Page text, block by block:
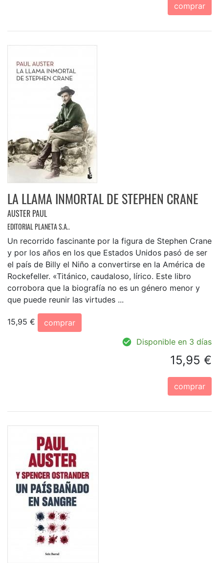
comprar
LA LLAMA INMORTAL DE STEPHEN CRANE
AUSTER PAUL
EDITORIAL PLANETA S.A..
Un recorrido fascinante por la figura de Stephen Crane
y por los años en los que Estados Unidos pasó de ser
el país de Billy el Niño a convertirse en la América de
Rockefeller. «Titánico, caudaloso, lírico. Este libro
corrobora que la biografía no es un género menor y
que puede reunir las virtudes ...
15,95 €
comprar
Disponible en 3 días
15,95 €
comprar